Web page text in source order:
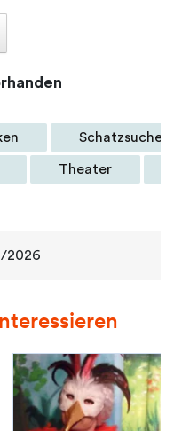
Schatzsuche
Theater
2026